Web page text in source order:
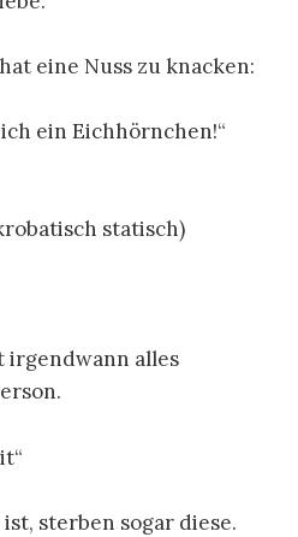
eine Nuss zu knacken:
ein Eichhörnchen!“
statisch)
irgendwann alles
sterben sogar diese.